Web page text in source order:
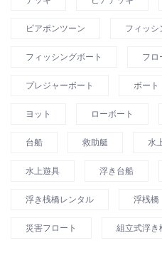
ピアポンツーン フィッシ
フィッシングボート フロ
プレジャーボート ボート
ヨット ローボート
台船 救助艇 水
水上遊具 浮き台船
浮き桟橋レンタル 浮桟橋
災害フロート 組立式浮き